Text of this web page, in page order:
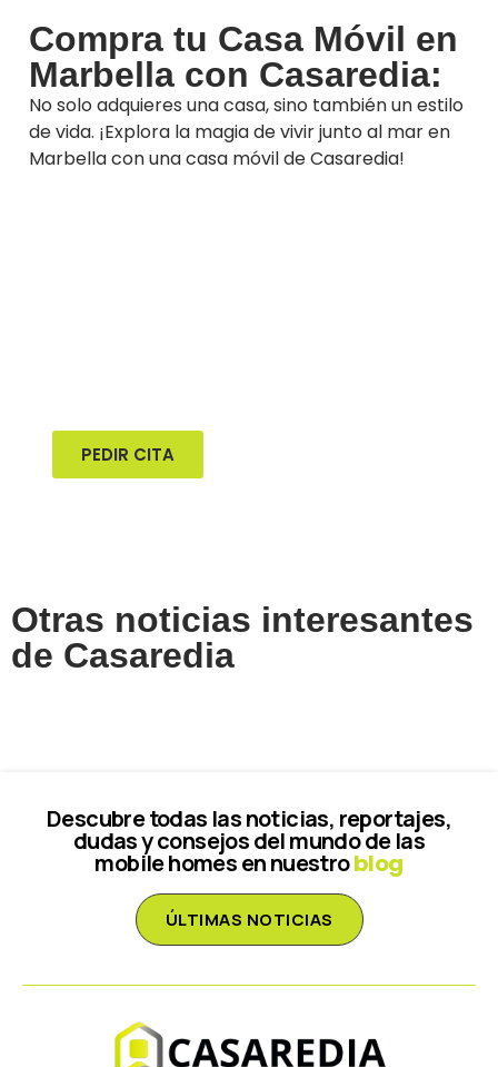
Compra tu Casa Móvil en
Marbella con Casaredia:
No solo adquieres una casa, sino también un estilo
de vida. ¡Explora la magia de vivir junto al mar en
Marbella con una casa móvil de Casaredia!
PEDIR CITA
Otras noticias interesantes
de Casaredia
Descubre todas las noticias, reportajes,
dudas y consejos del mundo de las
mobile homes en nuestroblog
ÚLTIMAS NOTICIAS